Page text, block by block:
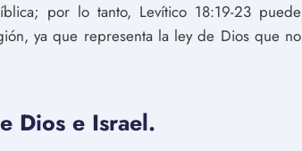
por lo tanto, Levítico 18:19-23 puede
ya que representa la ley de Dios que no
Dios e Israel.